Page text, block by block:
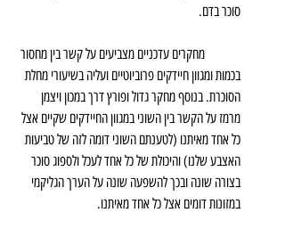
סוכר בדם.
	מחקרים עדכניים מצביעים על קשר בין מחסור
בכמות ומגוון חיידקים פרוביוטיים ועליה בשיעורי מחלת
הסוכרת. בנוסף מחקר גדול ופורץ דרך במכון ויצמן
מרמז על הקשר בין השוני במגוון החיידקים שקיים אצל
כל אחד מאיתנו (לטענתם השוני דומה לזה של טביעות
האצבע שלנו) והיכולת של כל אחד לעכל ולספוג סוכר
בצורה שונה ובכך להשפעה שונה על הערך הגליקמי
במזונות דומים אצל כל אחד מאיתנו.